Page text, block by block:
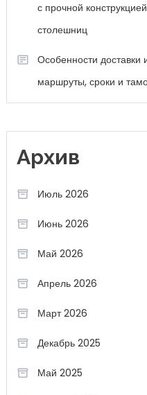
с прочной
столешниц
Особенности доставки
маршруты, сроки и
Архив
Июль 2026
Июнь 2026
Май 2026
Апрель 2026
Март 2026
Декабрь 2025
Май 2025